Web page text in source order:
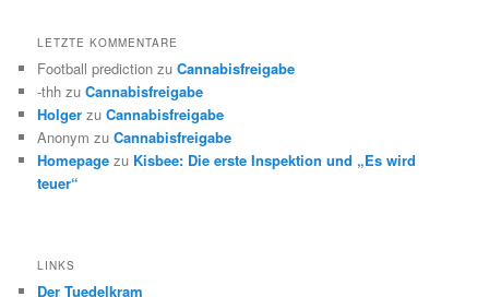
LETZTE KOMMENTARE
Football prediction zuCannabisfreigabe
-thh zuCannabisfreigabe
Holger zuCannabisfreigabe
Anonym zuCannabisfreigabe
Homepage zu Kisbee: Die erste Inspektion und „Es wird
teuer“
LINKS
Der Tuedelkram